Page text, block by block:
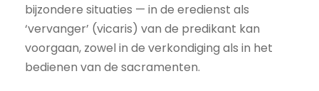
bijzondere situaties — in de eredienst als
‘vervanger’ (vicaris) van de predikant kan
voorgaan, zowel in de verkondiging als in het
bedienen van de sacramenten.